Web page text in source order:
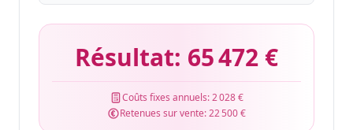
Résultat: 65 472 €
Coûts fixes annuels:2 028 €
Retenues sur vente:22 500 €